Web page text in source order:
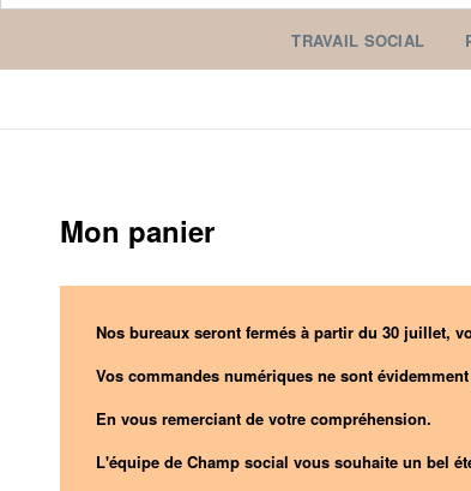
TRAVAIL SOCIAL
Mon panier
Nos bureaux seront fermés à partir du 30 juillet,
Vos commandes numériques ne sont
En vous remerciant de votre compréhension.
L'équipe de Champ social vous souhaite un bel